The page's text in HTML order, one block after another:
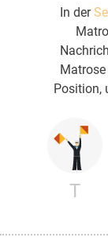
In der
Position,
T